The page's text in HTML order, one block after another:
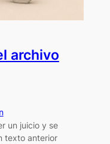
archivo
un juicio y se
texto anterior